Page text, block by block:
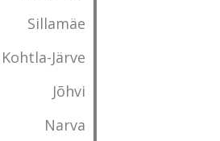
Sillamäe
Kohtla-Järve
Jõhvi
Narva